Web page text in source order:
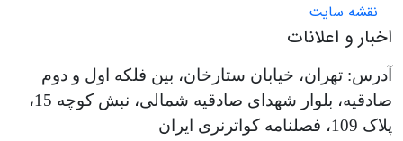
نقشه سایت
اخبار و اعلانات
آدرس: تهران، خیابان ستارخان، بین فلکه اول و دوم
صادقیه، بلوار شهدای صادقیه شمالی، نبش کوچه 15،
پلاک 109، فصلنامه کواترنری ایران